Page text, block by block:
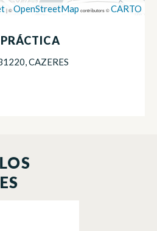
|©OpenStreetMap contributors ©CARTO
CAZERES